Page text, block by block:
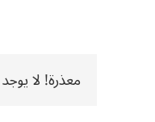
معذرة! لا